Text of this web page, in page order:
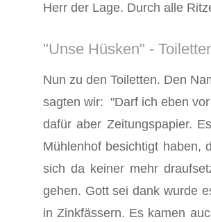
Herr der Lage. Durch alle
"Unse Hüsken" -
Nun zu den Toiletten. Den
sagten wir: "Darf ich eben
dafür aber Zeitungspapier.
Mühlen­hof besichtigt haben,
sich da keiner mehr
gehen. Gott sei dank wurde
in Zinkfässern. Es kamen